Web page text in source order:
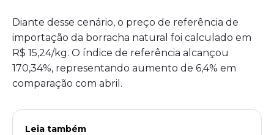
Diante desse cenário, o preço de referência de
importação da borracha natural foi calculado em
R$ 15,24/kg. O índice de referência alcançou
170,34%, representando aumento de 6,4% em
comparação com abril.
Leia também